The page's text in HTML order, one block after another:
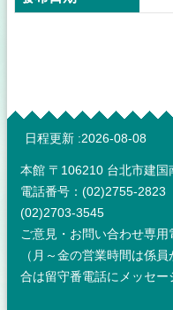
:::
日程更新 2026-08-08
本館 〒106210 台北市建国
電話番号：(02)2755-2823
(02)2703-3545
ご意見・お問い合わせ専
（月～金の営業時間は係
合は留守番電話にメッセー